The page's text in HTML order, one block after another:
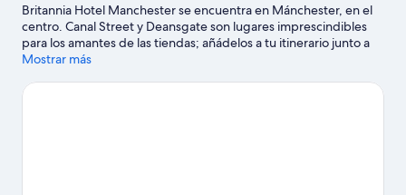
Britannia Hotel Manchester se encuentra en Mánchester, en el
centro. Canal Street y Deansgate son lugares imprescindibles
para los amantes de las tiendas; añádelos a tu itinerario junto a
fantásticos parajes naturales como Piccadilly Gardens y Parque
especial? Puedes buscar el calendario de Old Trafford o
Mostrar más